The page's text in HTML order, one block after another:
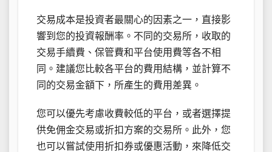
交易成本是投資者最關心的因素之一，直接影
響到您的投資報酬率。不同的交易所，收取的
交易手續費、保管費和平台使用費等各不相
同。建議您比較各平台的費用結構，並計算不
同的交易金額下，所產生的費用差異。
您可以優先考慮收費較低的平台，或者選擇提
供免佣金交易或折扣方案的交易所。此外，您
也可以嘗試使用折扣券或優惠活動，來降低交